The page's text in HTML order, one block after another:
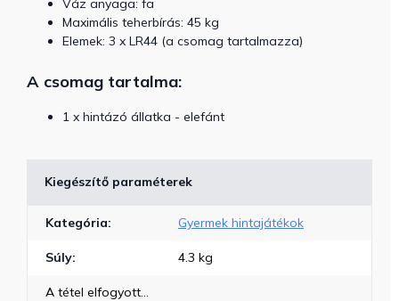
Váz anyaga: fa
Maximális teherbírás: 45 kg
Elemek: 3 x LR44 (a csomag tartalmazza)
A csomag tartalma:
1 x hintázó állatka - elefánt
Kiegészítő paraméterek
Kategória: Gyermek hintajátékok
Súly: 4.3 kg
A tétel elfogyott…